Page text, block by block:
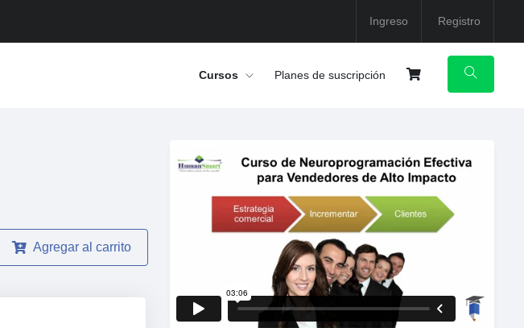
Ingreso Registro
Cursos Planes de suscripción
Agregar al carrito